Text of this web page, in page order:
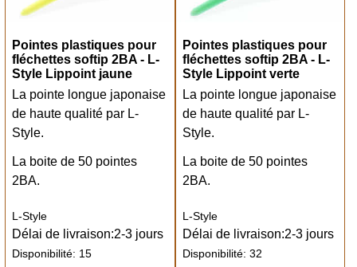
Pointes plastiques pour
fléchettes softip 2BA - L-
Style Lippoint jaune
La pointe longue japonaise
de haute qualité par L-
Style.
La boite de 50 pointes
2BA.
L-Style
Délai de livraison:2-3 jours
Disponibilité: 15
Pointes plastiques pour
fléchettes softip 2BA - L-
Style Lippoint verte
La pointe longue japonaise
de haute qualité par L-
Style.
La boite de 50 pointes
2BA.
L-Style
Délai de livraison:2-3 jours
Disponibilité: 32